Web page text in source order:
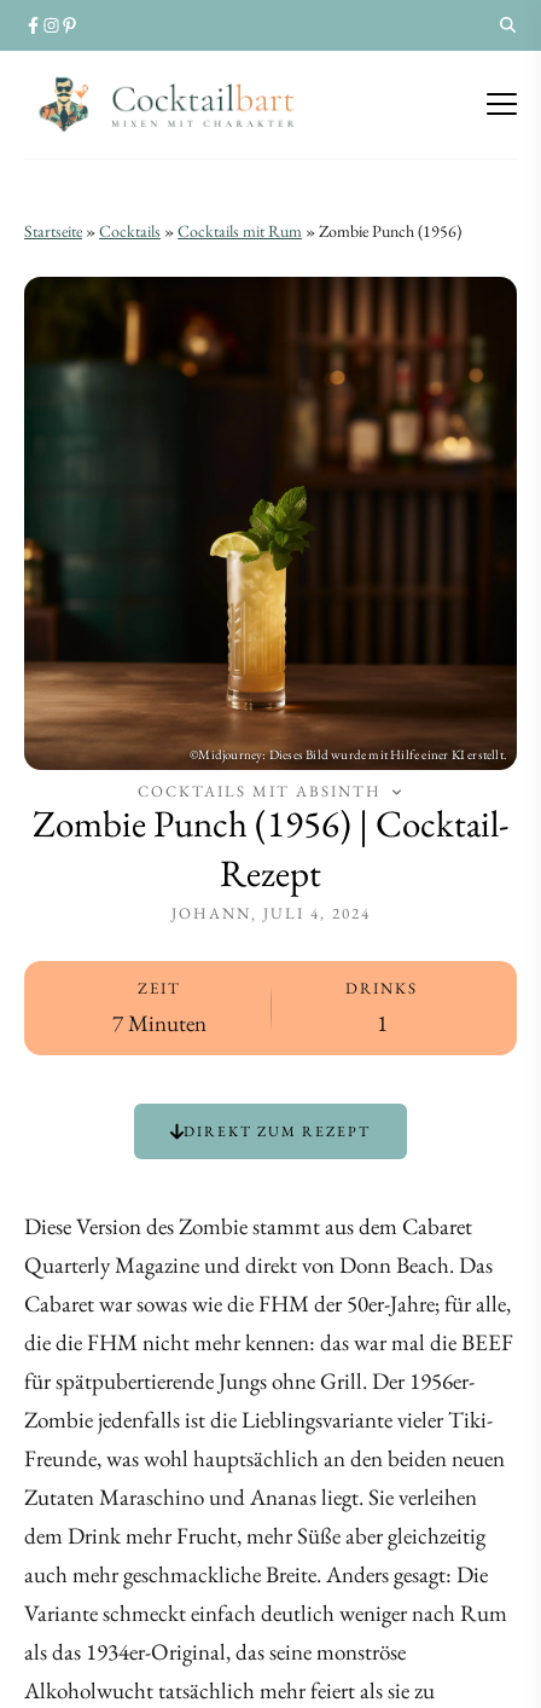
Zombie
Punch
Cocktail-
Zombie
Punch
Cocktail-
Startseite »Cocktails »Cocktails mit Rum »Zombie Punch (1956)
COCKTAILS MIT ABSINTH
Zombie Punch (1956) | Cocktail-
Rezept
JOHANN JULI 4, 2024
ZEIT
7 Minuten
DRINKS
1
DIREKT ZUM REZEPT
Diese Version des Zombie stammt aus dem Cabaret
Quarterly Magazine und direkt von Donn Beach. Das
Cabaret war sowas wie die FHM der 50er-Jahre; für alle,
die die FHM nicht mehr kennen: das war mal die BEEF
für spätpubertierende Jungs ohne Grill. Der 1956er-
Zombie jedenfalls ist die Lieblingsvariante vieler Tiki-
Freunde, was wohl hauptsächlich an den beiden neuen
Zutaten Maraschino und Ananas liegt. Sie verleihen
dem Drink mehr Frucht, mehr Süße aber gleichzeitig
auch mehr geschmackliche Breite. Anders gesagt: Die
Variante schmeckt einfach deutlich weniger nach Rum
als das 1934er-Original, das seine monströse
Alkoholwucht tatsächlich mehr feiert als sie zu